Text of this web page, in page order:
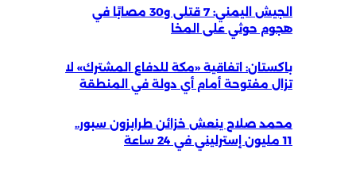
الجيش اليمني: 7 قتلى و30 مصابًا في
هجوم حوثي على المخا
باكستان: اتفاقية «مكة للدفاع المشترك» لا
تزال مفتوحة أمام أي دولة في المنطقة
محمد صلاح ينعش خزائن طرابزون سبور..
11 مليون إسترليني في 24 ساعة